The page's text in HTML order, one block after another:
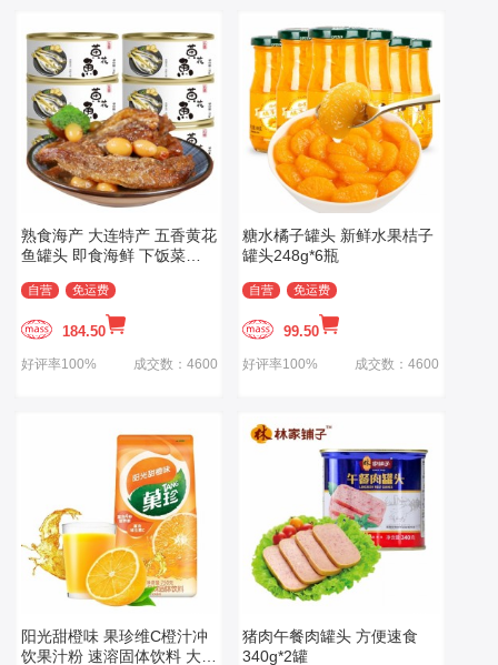
熟食海产 大连特产 五香黄花
鱼罐头 即食海鲜 下饭菜
自营 免运费
184.50
好评率100% 成交数：4600
糖水橘子罐头 新鲜水果桔子
罐头248g*6瓶
自营 免运费
99.50
好评率100% 成交数：4600
阳光甜橙味 果珍维C橙汁冲
饮果汁粉 速溶固体饮料 大包
猪肉午餐肉罐头 方便速食
340g*2罐